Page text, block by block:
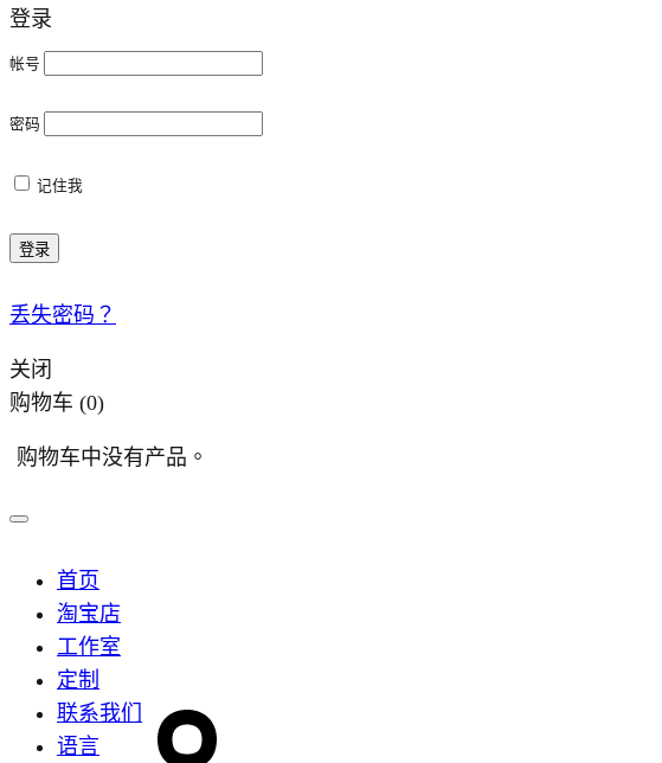
登录
帐号
密码
记住我
登录
丢失密码？
关闭
购物车 (0)
购物车中没有产品。
首页
淘宝店
工作室
定制
联系我们
语言